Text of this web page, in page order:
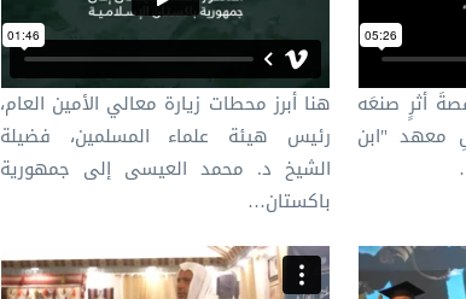
أثرٍ صنعَه
معهد "ابن
هنا أبرز محطات زيارة معالي الأمين العام،
رئيس هيئة علماء المسلمين، فضيلة
الشيخ د.⁧ محمد العيسى⁩ إلى جمهورية
باكستان…